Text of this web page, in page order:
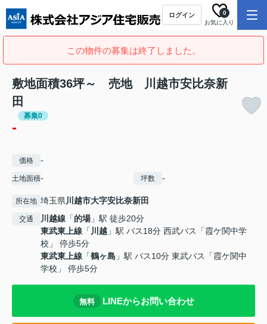
ログイン
お気に入り
0
この物件の募集は終了しました。
敷地面積36坪～ 売地 川越市安比奈新
田
募集0
-
価格 -
土地面積- 坪数 -
所在地 埼玉県川越市大字安比奈新田
交通 川越線 「的場」駅 徒歩20分
東武東上線 「 川越 」駅 バス18分 西武バス「霞ケ関中学
校」 停歩5分
東武東上線 「鶴ヶ島 」駅 バス10分 東武バス「霞ケ関中
学校」 停歩5分
無料 LINEからお問い合わせ